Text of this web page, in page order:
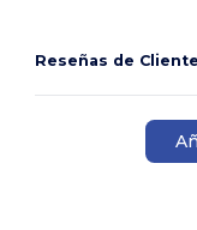
Reseñas de